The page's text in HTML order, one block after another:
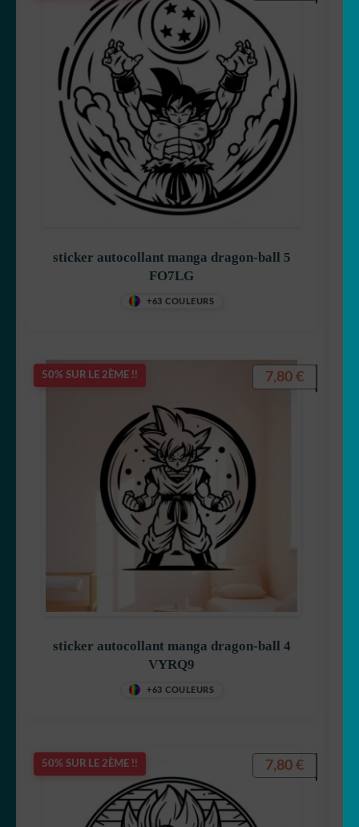
Simpson
Snoopy
Tic et Tac
sticker autocollant manga dragon-ball 5
FO7LG
+63 COULEURS
50% SUR LE 2ÈME !!
sticker autocollant manga dragon-ball 4
VYRQ9
+63 COULEURS
7,80 €
50% SUR LE 2ÈME !! 7,80 €